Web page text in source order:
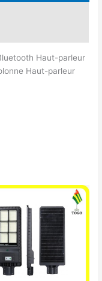
Haut-parleur
Haut-parleur